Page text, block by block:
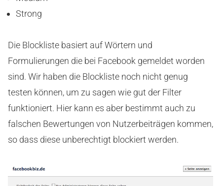
Strong
Die Blockliste basiert auf Wörtern und
Formulierungen die bei Facebook gemeldet worden
sind. Wir haben die Blockliste noch nicht genug
testen können, um zu sagen wie gut der Filter
funktioniert. Hier kann es aber bestimmt auch zu
falschen Bewertungen von Nutzerbeiträgen kommen,
so dass diese unberechtigt blockiert werden.